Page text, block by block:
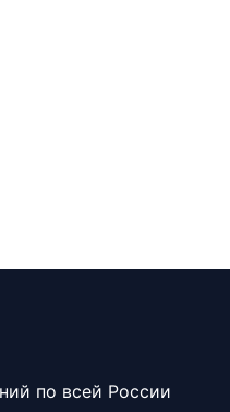
по всей России